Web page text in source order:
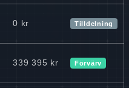
0 kr Tilldelning
339 395 kr Förvärv